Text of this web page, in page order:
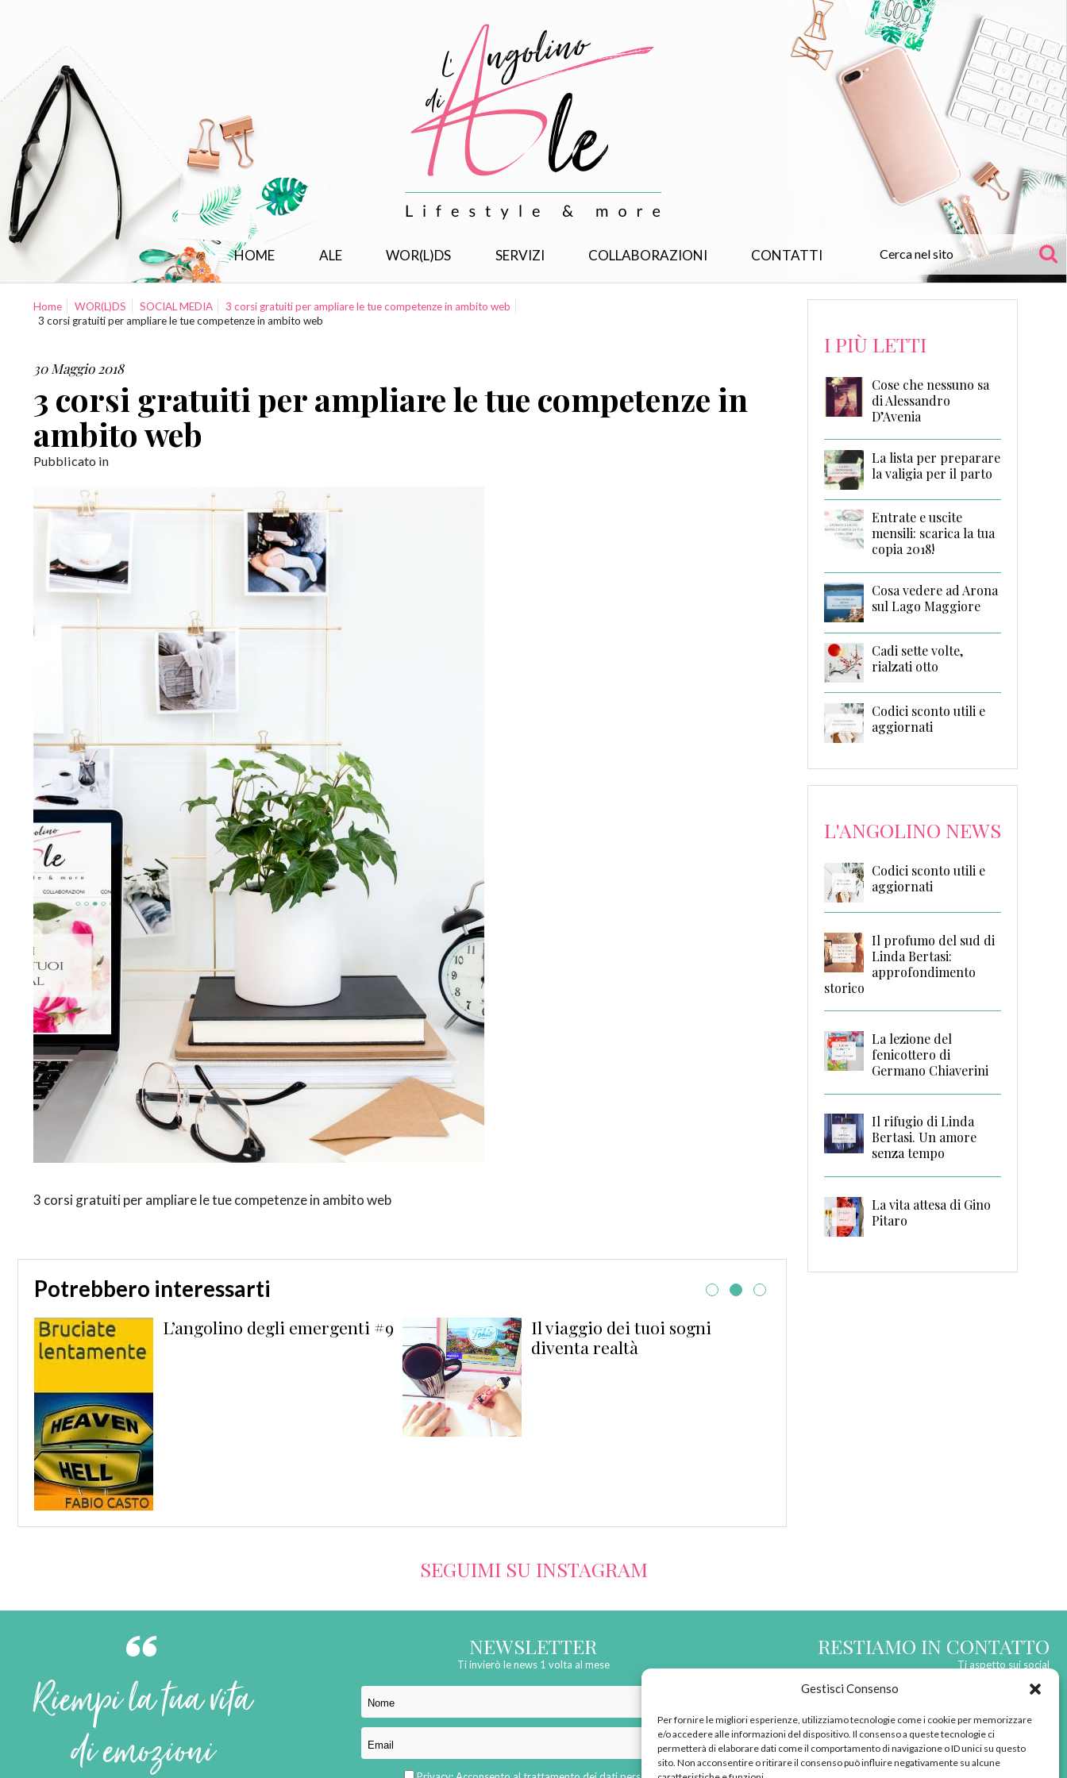
Gestisci Consenso
Per fornire le migliori esperienze, utilizziamo tecnologie come i cookie per memorizzare
e/o accedere alle informazioni del dispositivo. Il consenso a queste tecnologie ci
permetterà di elaborare dati come il comportamento di navigazione o ID unici su questo
sito. Non acconsentire o ritirare il consenso può influire negativamente su alcune
HOME ALE WOR(L)DS SERVIZI COLLABORAZIONI CONTATTI
Home WOR(L)DS SOCIAL MEDIA
3 corsi gratuiti per ampliare le tue competenze in ambito web
3 corsi gratuiti per ampliare le tue competenze in ambito web
30 Maggio 2018
3 corsi gratuiti per ampliare le tue competenze in
ambito web
Pubblicato in
3 corsi gratuiti per ampliare le tue competenze in ambito web
Potrebbero interessarti
L’angolino degli emergenti #9
Il viaggio dei tuoi sogni
diventa realtà
I PIÙ LETTI
Cose che nessuno sa
di Alessandro
D’Avenia
La lista per preparare
la valigia per il parto
Entrate e uscite
mensili: scarica la tua
copia 2018!
Cosa vedere ad Arona
sul Lago Maggiore
Cadi sette volte,
rialzati otto
Codici sconto utili e
aggiornati
L'ANGOLINO NEWS
Codici sconto utili e
aggiornati
Il profumo del sud di
Linda Bertasi:
approfondimento
storico
La lezione del
fenicottero di
Germano Chiaverini
Il rifugio di Linda
Bertasi. Un amore
senza tempo
La vita attesa di Gino
Pitaro
SEGUIMI SU INSTAGRAM
Riempi la tua vita
di emozioni
NEWSLETTER
Ti invierò le news 1 volta al mese
RESTIAMO IN CONTATTO
Ti aspetto sui social
born inMaMaStudiOs